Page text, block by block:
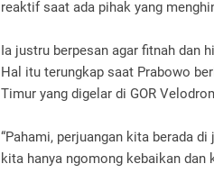
reaktif saat ada pihak yang
Ia justru berpesan agar fitnah dan
Hal itu terungkap saat Prabowo
Timur yang digelar di GOR
“Pahami, perjuangan kita berada
kita hanya ngomong kebaikan dan